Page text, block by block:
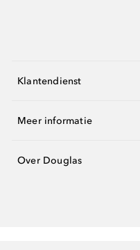
Klantendienst
Meer informatie
Over Douglas